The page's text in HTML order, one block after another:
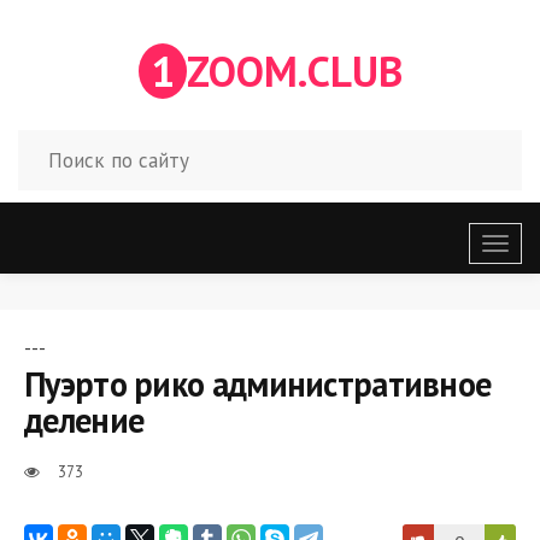
1 ZOOM.CLUB
меню
---
Пуэрто рико административное
деление
373